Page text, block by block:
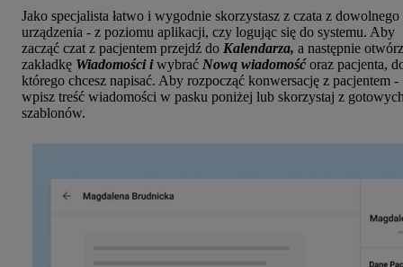
Jako specjalista łatwo i wygodnie skorzystasz z czata z dowolnego
urządzenia - z poziomu aplikacji, czy logując się do systemu. Aby
zacząć czat z pacjentem przejdź do Kalendarza, a następnie otwórz
zakładkę Wiadomości iwybrać Nową wiadomośćoraz pacjenta,
którego chcesz napisać. Aby rozpocząć konwersację z pacjentem -
wpisz treść wiadomości w pasku poniżej lub skorzystaj z
szablonów.